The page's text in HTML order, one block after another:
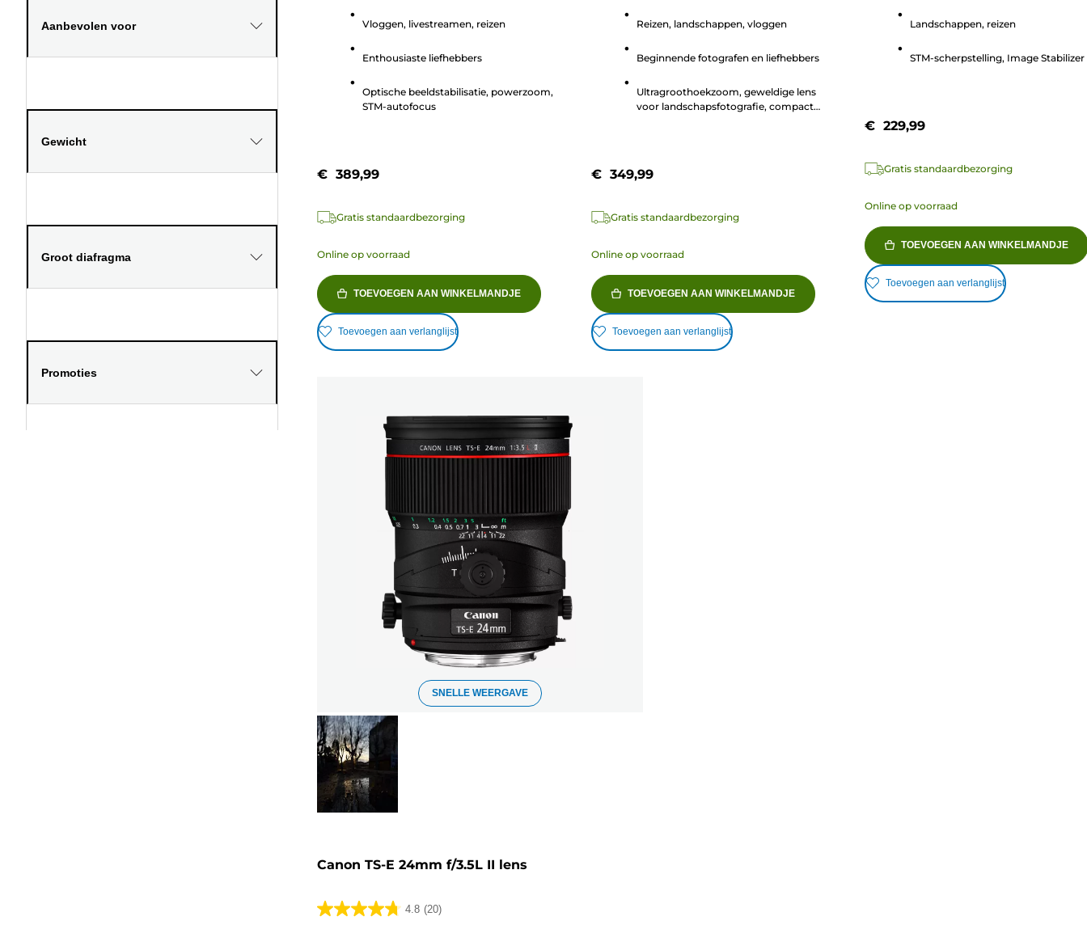
Aanbevolen voor
Gewicht
Groot diafragma
Promoties
sterren.
Vloggen, livestreamen, reizen
Enthousiaste liefhebbers
Optische beeldstabilisatie, powerzoom,
STM-autofocus
€ 389,99
Gratis standaardbezorging
Online op voorraad
TOEVOEGEN AAN WINKELMANDJE
Toevoegen aan verlanglijst
sterren.
beoordelingen
Reizen, landschappen, vloggen
Beginnende fotografen en liefhebbers
Ultragroothoekzoom, geweldige lens
voor landschapsfotografie, compact
€ 349,99
Gratis standaardbezorging
Online op voorraad
TOEVOEGEN AAN WINKELMANDJE
Toevoegen aan verlanglijst
sterren.
Landschappen, reizen
STM-scherpstelling, Image Stabilizer
€ 229,99
Gratis standaardbezorging
Online op voorraad
TOEVOEGEN AAN WINKELMANDJE
Toevoegen aan verlanglijst
SNELLE WEERGAVE
Canon TS-E 24mm f/3.5L II lens
4.8 (20)
4.8